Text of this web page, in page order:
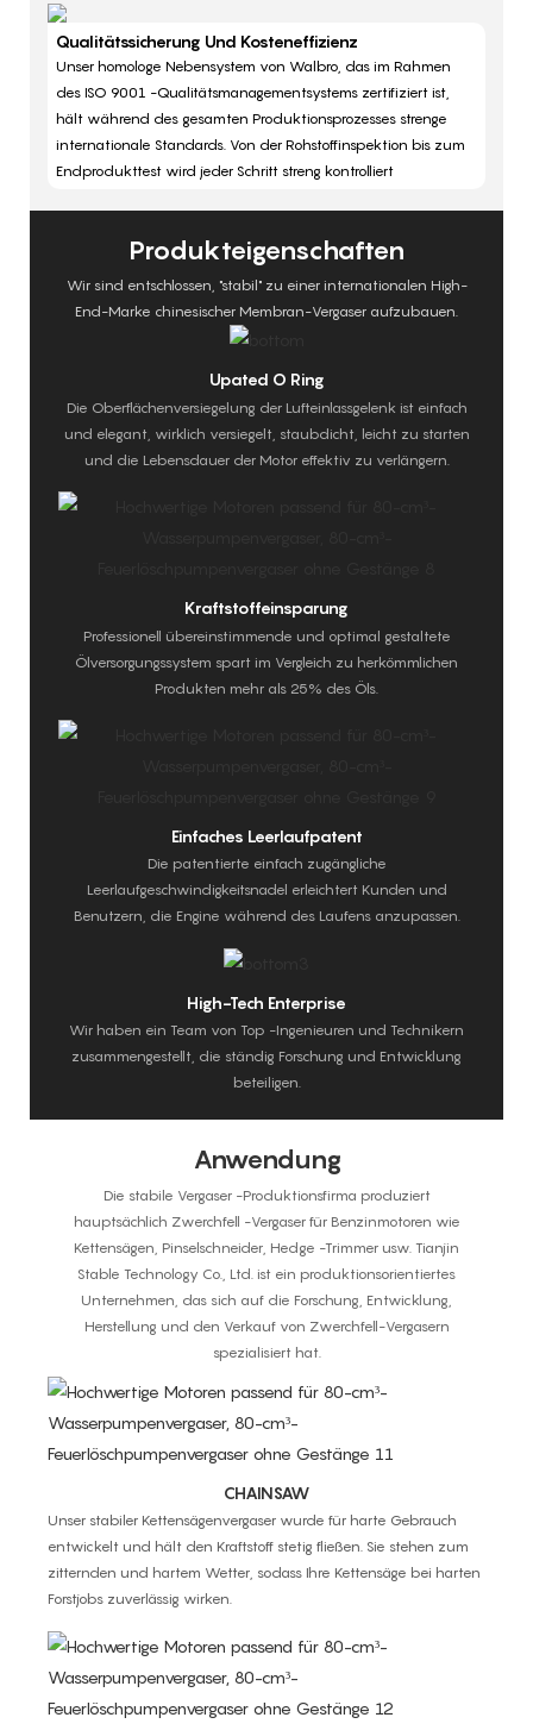
Qualitätssicherung Und Kosteneffizienz
Unser homologe Nebensystem von Walbro, das im Rahmen
des ISO 9001 -Qualitätsmanagementsystems zertifiziert ist,
hält während des gesamten Produktionsprozesses strenge
internationale Standards. Von der Rohstoffinspektion bis zum
Endprodukttest wird jeder Schritt streng kontrolliert
Produkteigenschaften
Wir sind entschlossen, "stabil" zu einer internationalen High-
End-Marke chinesischer Membran-Vergaser aufzubauen.
Upated O Ring
Die Oberflächenversiegelung der Lufteinlassgelenk ist einfach
und elegant, wirklich versiegelt, staubdicht, leicht zu starten
und die Lebensdauer der Motor effektiv zu verlängern.
Kraftstoffeinsparung
Professionell übereinstimmende und optimal gestaltete
Ölversorgungssystem spart im Vergleich zu herkömmlichen
Produkten mehr als 25% des Öls.
Einfaches Leerlaufpatent
Die patentierte einfach zugängliche
Leerlaufgeschwindigkeitsnadel erleichtert Kunden und
Benutzern, die Engine während des Laufens anzupassen.
High-Tech Enterprise
Wir haben ein Team von Top -Ingenieuren und Technikern
zusammengestellt, die ständig Forschung und Entwicklung
beteiligen.
Anwendung
Die stabile Vergaser -Produktionsfirma produziert
hauptsächlich Zwerchfell -Vergaser für Benzinmotoren wie
Kettensägen, Pinselschneider, Hedge -Trimmer usw. Tianjin
Stable Technology Co., Ltd. ist ein produktionsorientiertes
Unternehmen, das sich auf die Forschung, Entwicklung,
Herstellung und den Verkauf von Zwerchfell-Vergasern
spezialisiert hat.
CHAINSAW
Unser stabiler Kettensägenvergaser wurde für harte Gebrauch
entwickelt und hält den Kraftstoff stetig fließen. Sie stehen zum
zitternden und hartem Wetter, sodass Ihre Kettensäge bei harten
Forstjobs zuverlässig wirken.